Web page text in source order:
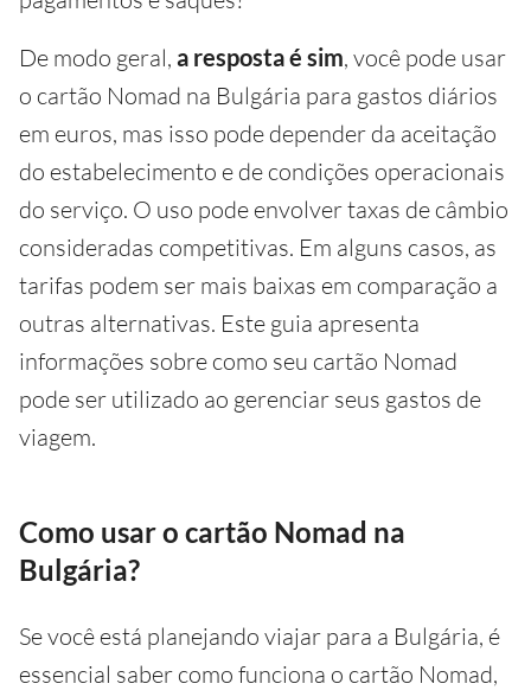
De modo geral, a resposta é sim, você pode usar
o cartão Nomad na Bulgária para gastos diários
em euros, mas isso pode depender da aceitação
do estabelecimento e de condições operacionais
do serviço. O uso pode envolver taxas de câmbio
consideradas competitivas. Em alguns casos, as
tarifas podem ser mais baixas em comparação a
outras alternativas. Este guia apresenta
informações sobre como seu cartão Nomad
pode ser utilizado ao gerenciar seus gastos de
viagem.
Como usar o cartão Nomad na
Bulgária?
Se você está planejando viajar para a Bulgária, é
essencial saber como funciona o cartão Nomad,